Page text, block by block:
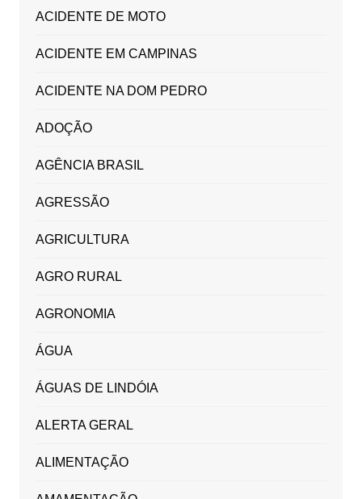
ACIDENTE DE MOTO
ACIDENTE EM CAMPINAS
ACIDENTE NA DOM PEDRO
ADOÇÃO
AGÊNCIA BRASIL
AGRESSÃO
AGRICULTURA
AGRO RURAL
AGRONOMIA
ÁGUA
ÁGUAS DE LINDÓIA
ALERTA GERAL
ALIMENTAÇÃO